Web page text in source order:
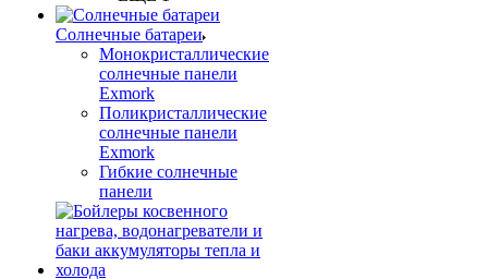
Солнечные батареи
Монокристаллические
солнечные панели
Exmork
Поликристаллические
солнечные панели
Exmork
Гибкие солнечные
панели